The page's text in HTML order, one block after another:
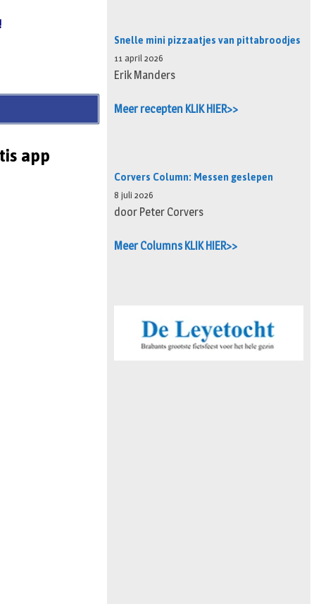
app
Snelle mini pizzaatjes van pittabroodjes
11 april 2026
Erik Manders
Meer recepten KLIK HIER>>
Corvers Column: Messen geslepen
8 juli 2026
door Peter Corvers
Meer Columns KLIK HIER>>